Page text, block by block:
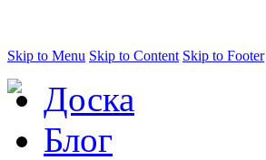
Skip to Menu Skip to Content Skip to Footer
Доска
Блог